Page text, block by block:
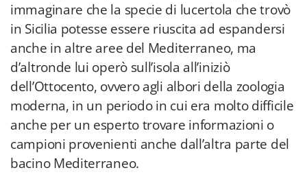
immaginare che la specie di lucertola che trovò
in Sicilia potesse essere riuscita ad espandersi
anche in altre aree del Mediterraneo, ma
d’altronde lui operò sull’isola all’iniziò
dell’Ottocento, ovvero agli albori della zoologia
moderna, in un periodo in cui era molto difficile
anche per un esperto trovare informazioni o
campioni provenienti anche dall’altra parte del
bacino Mediterraneo.